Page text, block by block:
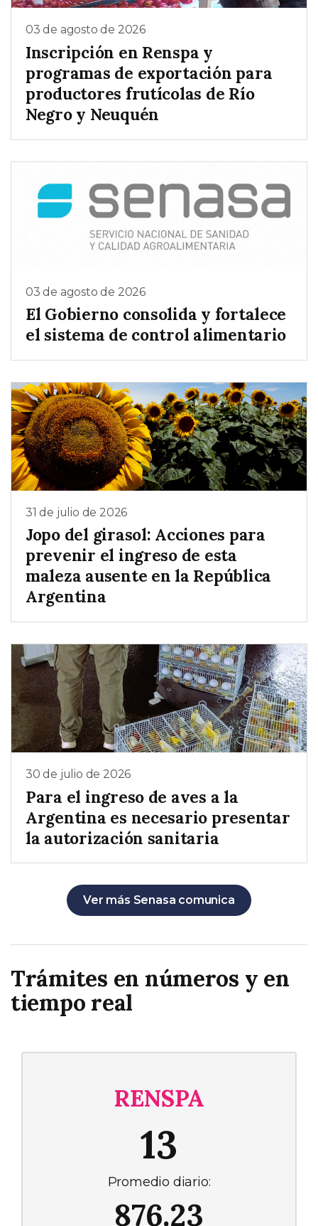
03 de agosto de 2026
Inscripción en Renspa y
programas de exportación para
productores frutícolas de Río
Negro y Neuquén
03 de agosto de 2026
El Gobierno consolida y fortalece
el sistema de control alimentario
31 de julio de 2026
Jopo del girasol: Acciones para
prevenir el ingreso de esta
maleza ausente en la República
Argentina
30 de julio de 2026
Para el ingreso de aves a la
Argentina es necesario presentar
la autorización sanitaria
Ver más Senasa comunica
Trámites en números y en
tiempo real
RENSPA
13
Promedio diario:
876.23